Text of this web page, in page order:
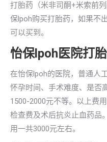
打胎药（米非司酮+米索前
保lpoh购买打胎药，如果不
可以买到。
怡保lpoh医院打
在怡保lpoh的医院，普通人
怀孕时间、手术难度、是否
1500-2000元不等。以上费
检查费及术后抗炎止血药品
用一共3000元左右。